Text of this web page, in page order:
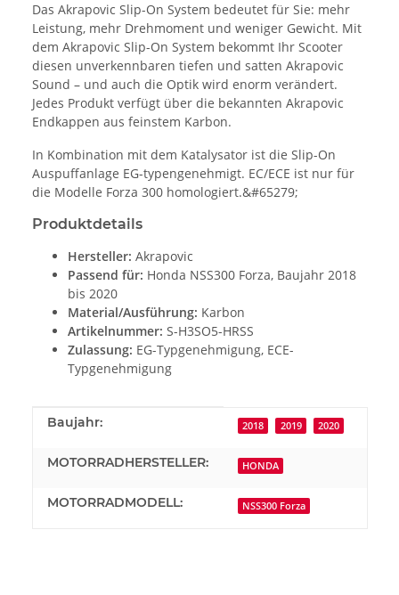
Das Akrapovic Slip-On System bedeutet für Sie: mehr
Leistung, mehr Drehmoment und weniger Gewicht. Mit
dem Akrapovic Slip-On System bekommt Ihr Scooter
diesen unverkennbaren tiefen und satten Akrapovic
Sound – und auch die Optik wird enorm verändert.
Jedes Produkt verfügt über die bekannten Akrapovic
Endkappen aus feinstem Karbon.
In Kombination mit dem Katalysator ist die Slip-On
Auspuffanlage EG-typengenehmigt. EC/ECE ist nur für
die Modelle Forza 300 homologiert.&#65279;
Produktdetails
Hersteller: Akrapovic
Passend für: Honda NSS300 Forza, Baujahr 2018
bis 2020
Material/Ausführung: Karbon
Artikelnummer: S-H3SO5-HRSS
Zulassung: EG-Typgenehmigung, ECE-
Typgenehmigung
Produkteigenschaft
Wert
Baujahr: 2018 2019 2020
MOTORRADHERSTELLER: HONDA
MOTORRADMODELL: NSS300 Forza